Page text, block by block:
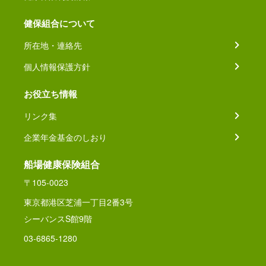
健保組合について
所在地・連絡先
個人情報保護方針
お役立ち情報
リンク集
企業年金基金のしおり
船場健康保険組合
〒105-0023
東京都港区芝浦一丁目2番3号
シーバンスS館9階
03-6865-1280